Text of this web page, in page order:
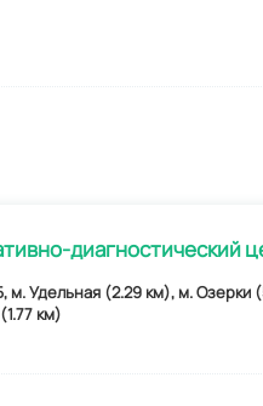
диагностический
м. Удельная (2.29 км), м. Озерки
км)